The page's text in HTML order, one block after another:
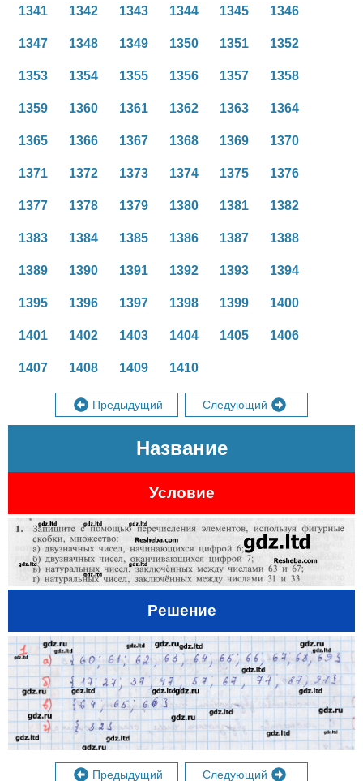
1341 1342 1343 1344 1345 1346
1347 1348 1349 1350 1351 1352
1353 1354 1355 1356 1357 1358
1359 1360 1361 1362 1363 1364
1365 1366 1367 1368 1369 1370
1371 1372 1373 1374 1375 1376
1377 1378 1379 1380 1381 1382
1383 1384 1385 1386 1387 1388
1389 1390 1391 1392 1393 1394
1395 1396 1397 1398 1399 1400
1401 1402 1403 1404 1405 1406
1407 1408 1409 1410
Предыдущий Следующий
Название
Условие
Решение
Предыдущий Следующий